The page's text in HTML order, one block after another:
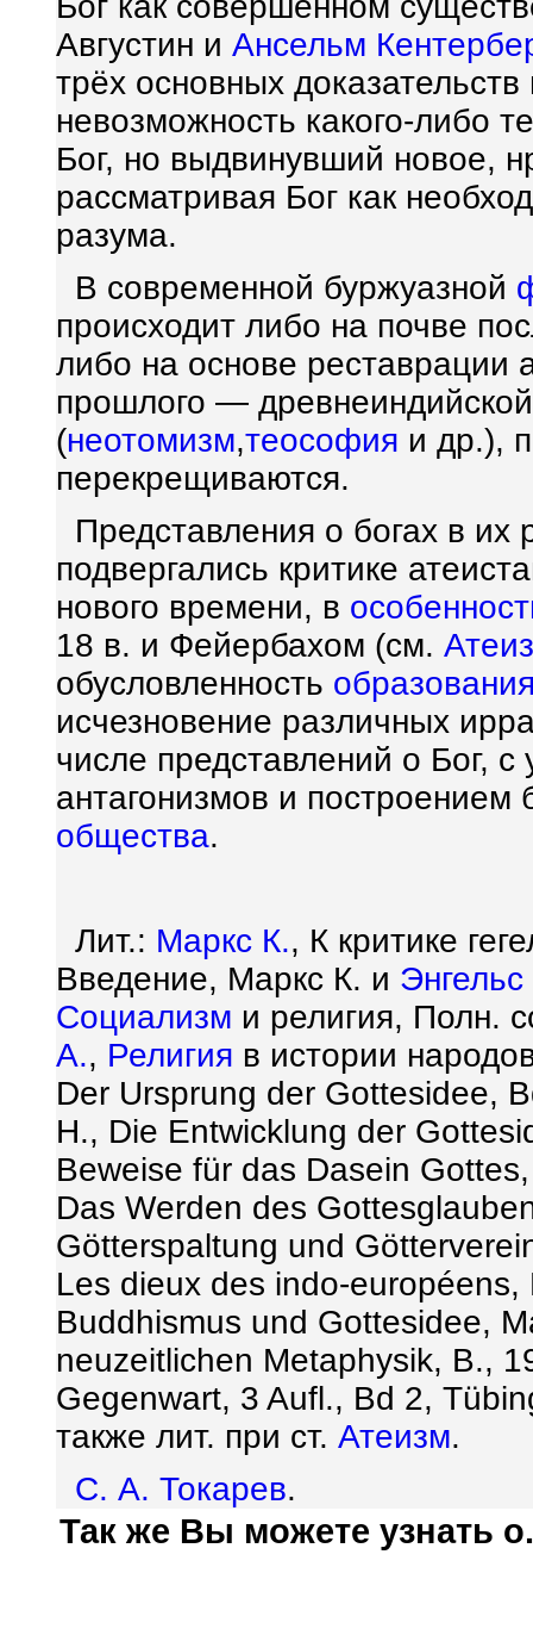
Августин и Ансельм
трёх основных
невозможность какого-либо
Бог, но выдвинувший новое,
рассматривая Бог как
разума.
В современной буржуазной
происходит либо на почве
либо на основе реставрации
прошлого —
(неотомизм,теософия и др.),
перекрещиваются.
Представления о богах в
подвергались критике
нового времени, в
18 в. и Фейербахом (см.
обусловленность
исчезновение различных
числе представлений о Бог,
антагонизмов и построением
общества.
Лит.: Маркс К., К критике
Введение, Маркс К. и
Социализм и религия, Полн.
А., Религия в истории
Der Ursprung der Gottesidee,
Н., Die Entwicklung der
Beweise für das Dasein
Das Werden des
Götterspaltung und Gö
Les dieux des indo-européens,
Buddhismus und Gottesidee,
neuzeitlichen Metaphysik, B.,
Gegenwart, 3 Aufl., Bd 2, Tü
также лит. при ст. Атеизм.
С. А. Токарев.
Так же Вы можете узнать